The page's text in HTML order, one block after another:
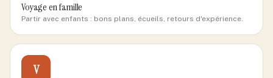
Voyage en famille
Partir avec enfants : bons plans, écueils, retours d'expérience.
V